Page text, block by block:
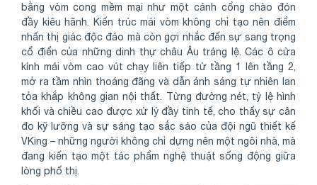
bằng vòm cong mềm mại như một cánh cổng chào đón
đầy kiêu hãnh. Kiến trúc mái vòm không chỉ tạo nên điểm
nhấn thị giác độc đáo mà còn gợi nhắc đến sự sang trọng
cổ điển của những dinh thự châu Âu tráng lệ. Các ô cửa
kính mái vòm cao vút chạy liên tiếp từ tầng 1 lên tầng 2,
mở ra tầm nhìn thoáng đãng và dẫn ánh sáng tự nhiên lan
tỏa khắp không gian nội thất. Từng đường nét, tỷ lệ hình
khối và chiều cao được xử lý đầy tinh tế, cho thấy sự cân
đo kỹ lưỡng và sự sáng tạo sắc sảo của đội ngũ thiết kế
VKing – những người không chỉ dựng nên một ngôi nhà, mà
đang kiến tạo một tác phẩm nghệ thuật sống động giữa
lòng phố thị.